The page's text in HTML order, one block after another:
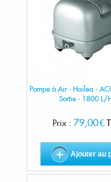
Pompe à Air - Hailea -
Sortie - 1800 L/
Prix : 79,00 €
Ajouter au